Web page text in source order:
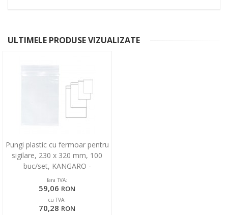
ULTIMELE PRODUSE VIZUALIZATE
Pungi plastic cu fermoar pentru
sigilare, 230 x 320 mm, 100
buc/set, KANGARO -
transparente
fara TVA:
59,06 RON
cu TVA:
70,28 RON